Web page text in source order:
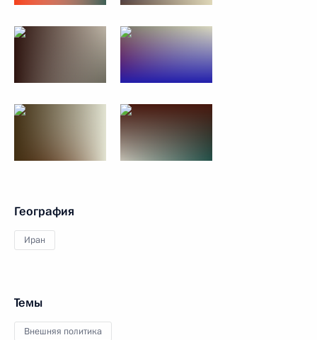
География
Иран
Темы
Внешняя политика